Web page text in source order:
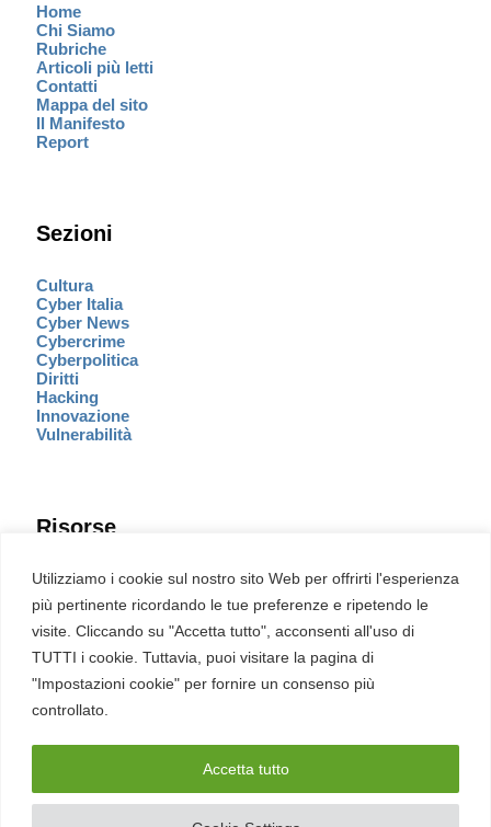
Utilizziamo i cookie sul nostro sito Web per offrirti l'esperienza
più pertinente ricordando le tue preferenze e ripetendo le
visite. Cliccando su "Accetta tutto", acconsenti all'uso di
TUTTI i cookie. Tuttavia, puoi visitare la pagina di
"Impostazioni cookie" per fornire un consenso più
controllato.
Accetta tutto
Home
Chi Siamo
Rubriche
Articoli più letti
Contatti
Mappa del sito
Il Manifesto
Report
Sezioni
Cultura
Cyber Italia
Cyber News
Cybercrime
Cyberpolitica
Diritti
Hacking
Innovazione
Vulnerabilità
Risorse
Eventi
Fumetto Cyber
Newsletter
Servizi
Pubblicità
English
Ultime CVE critiche
2026 – REDHOTCYBER Srl. Tutti i diritti riservati